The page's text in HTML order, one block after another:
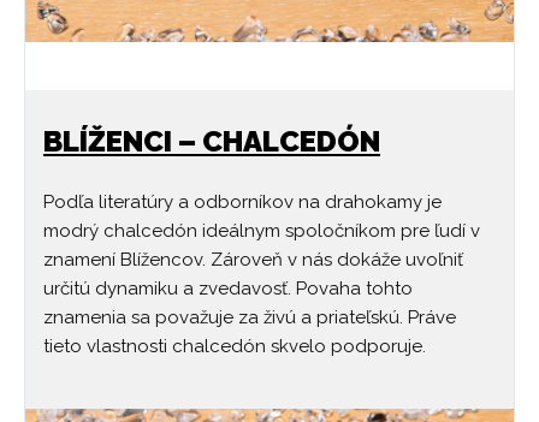
BLÍŽENCI – CHALCEDÓN
Podľa literatúry a odborníkov na drahokamy je
modrý chalcedón ideálnym spoločníkom pre ľudí v
znamení Blížencov. Zároveň v nás dokáže uvoľniť
určitú dynamiku a zvedavosť. Povaha tohto
znamenia sa považuje za živú a priateľskú. Práve
tieto vlastnosti chalcedón skvelo podporuje.